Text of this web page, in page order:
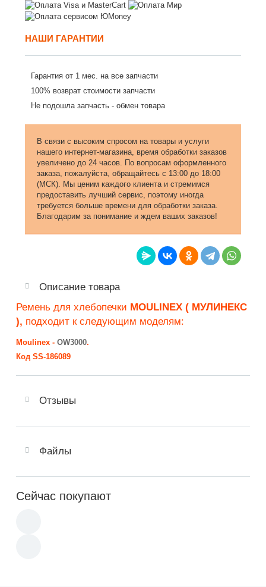
НАШИ ГАРАНТИИ
Гарантия от 1 мес. на все запчасти
100% возврат стоимости запчасти
Не подошла запчасть - обмен товара
В связи с высоким спросом на товары и услуги
нашего интернет-магазина, время обработки заказов
увеличено до 24 часов. По вопросам оформленного
заказа, пожалуйста, обращайтесь с 13:00 до 18:00
(МСК). Мы ценим каждого клиента и стремимся
предоставить лучший сервис, поэтому иногда
требуется больше времени для обработки заказа.
Благодарим за понимание и ждем ваших заказов!
Описание товара
Ремень для хлебопечки MOULINEX ( МУЛИНЕКС
), подходит к следующим моделям:
Moulinex - OW3000.
Код SS-186089
Отзывы
Файлы
Сейчас покупают